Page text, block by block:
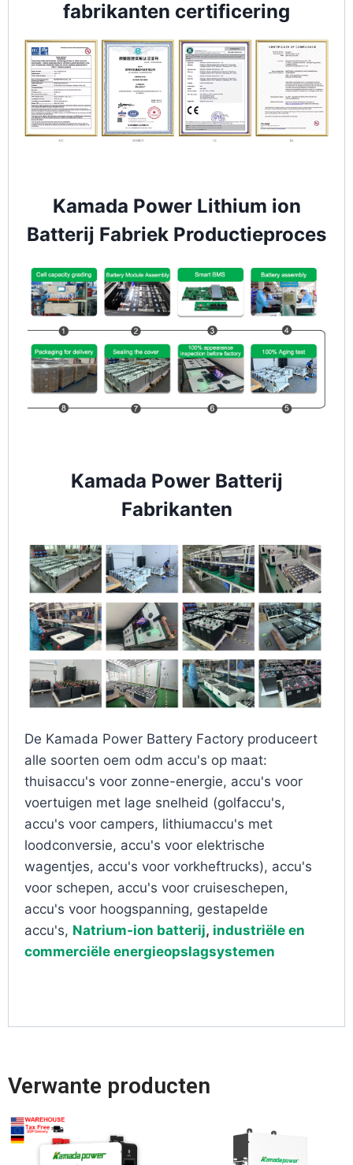
fabrikanten certificering
Kamada Power Lithium ion
Batterij Fabriek Productieproces
Kamada Power Batterij
Fabrikanten
De Kamada Power Battery Factory produceert
alle soorten oem odm accu's op maat:
thuisaccu's voor zonne-energie, accu's voor
voertuigen met lage snelheid (golfaccu's,
accu's voor campers, lithiumaccu's met
loodconversie, accu's voor elektrische
wagentjes, accu's voor vorkheftrucks), accu's
voor schepen, accu's voor cruiseschepen,
accu's voor hoogspanning, gestapelde
accu's, Natrium-ion batterij, industriële en
commerciële energieopslagsystemen
Verwante producten